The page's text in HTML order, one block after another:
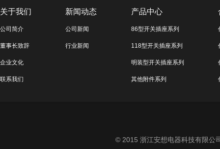
关于我们
公司简介
董事长致辞
企业文化
联系我们
新闻动态
公司新闻
行业新闻
产品中心
86型开关插座系列
118型开关插座系列
明装型开关插座系列
其他附件系列
© 2015 浙江安想电器科技有限